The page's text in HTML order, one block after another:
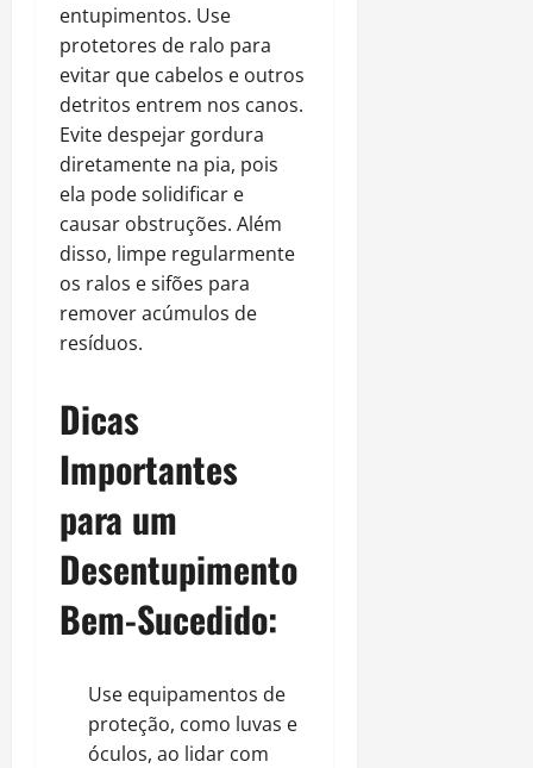
entupimentos. Use
protetores de ralo para
evitar que cabelos e outros
detritos entrem nos canos.
Evite despejar gordura
diretamente na pia, pois
ela pode solidificar e
causar obstruções. Além
disso, limpe regularmente
os ralos e sifões para
remover acúmulos de
resíduos.
Dicas
Importantes
para um
Desentupimento
Bem-Sucedido:
Use equipamentos de
proteção, como luvas e
óculos, ao lidar com